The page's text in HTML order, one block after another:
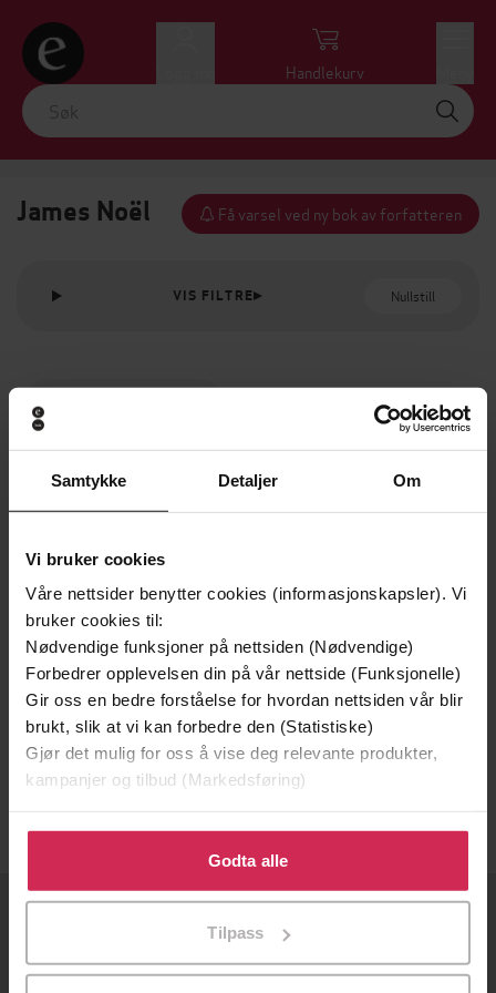
Samtykke Detaljer Om
Vi bruker cookies
Våre nettsider benytter cookies (informasjonskapsler). Vi
bruker cookies til:
Nødvendige funksjoner på nettsiden (Nødvendige)
Forbedrer opplevelsen din på vår nettside (Funksjonelle)
Gir oss en bedre forståelse for hvordan nettsiden vår blir
brukt, slik at vi kan forbedre den (Statistiske)
Gjør det mulig for oss å vise deg relevante produkter,
kampanjer og tilbud (Markedsføring)
Klikk på «Godta alle» for å gi oss ditt samtykke til å
bruke cookies for alle disse formålene. Du kan også
tilpasse ditt samtykke til spesifikke formål ved å klikke
Godta alle
Tilpass
Handlekurv
James Noël Få varsel ved ny bok av forfatteren
VIS FILTRE Nullstill
249,-
Vakre vidunder
James Noël
EBOK
Om Ebok.no